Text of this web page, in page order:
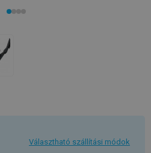
Választható szállítási módok